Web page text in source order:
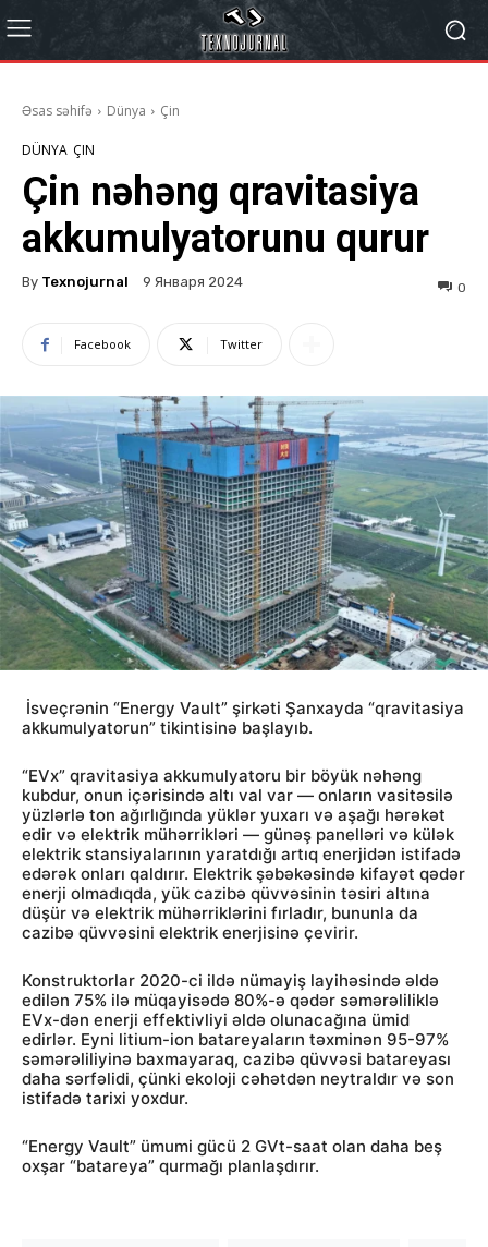
Əsas səhifə Dünya Çin
DÜNYA ÇIN
Çin nəhəng qravitasiya
akkumulyatorunu qurur
By Texnojurnal 9 Января 2024 0
Facebook Twitter
İsveçrənin “Energy Vault” şirkəti Şanxayda “qravitasiya
akkumulyatorun” tikintisinə başlayıb.
“EVx” qravitasiya akkumulyatoru bir böyük nəhəng
kubdur, onun içərisində altı val var — onların vasitəsilə
yüzlərlə ton ağırlığında yüklər yuxarı və aşağı hərəkət
edir və elektrik mühərrikləri — günəş panelləri və külək
elektrik stansiyalarının yaratdığı artıq enerjidən istifadə
edərək onları qaldırır. Elektrik şəbəkəsində kifayət qədər
enerji olmadıqda, yük cazibə qüvvəsinin təsiri altına
düşür və elektrik mühərriklərini fırladır, bununla da
cazibə qüvvəsini elektrik enerjisinə çevirir.
Konstruktorlar 2020-ci ildə nümayiş layihəsində əldə
edilən 75% ilə müqayisədə 80%-ə qədər səmərəliliklə
EVx-dən enerji effektivliyi əldə olunacağına ümid
edirlər. Eyni litium-ion batareyaların təxminən 95-97%
səmərəliliyinə baxmayaraq, cazibə qüvvəsi batareyası
daha sərfəlidi, çünki ekoloji cəhətdən neytraldır və son
istifadə tarixi yoxdur.
“Energy Vault” ümumi gücü 2 GVt-saat olan daha beş
oxşar “batareya” qurmağı planlaşdırır.